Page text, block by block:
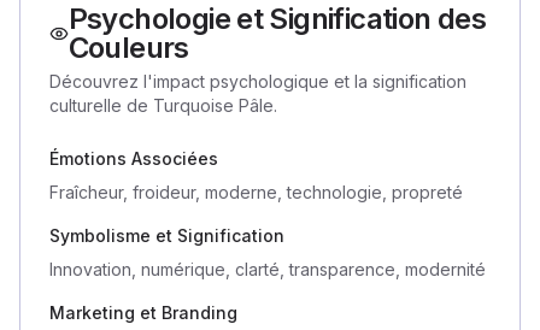
Psychologie et Signification des
Couleurs
Découvrez l'impact psychologique et la signification
culturelle de Turquoise Pâle.
Émotions Associées
Fraîcheur, froideur, moderne, technologie, propreté
Symbolisme et Signification
Innovation, numérique, clarté, transparence, modernité
Marketing et Branding